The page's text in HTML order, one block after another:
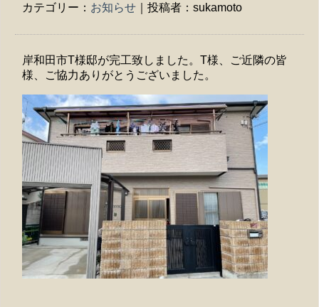
カテゴリー： お知らせ ｜投稿者：sukamoto
岸和田市T様邸が完工致しました。T様、ご近隣の皆
様、ご協力ありがとうございました。